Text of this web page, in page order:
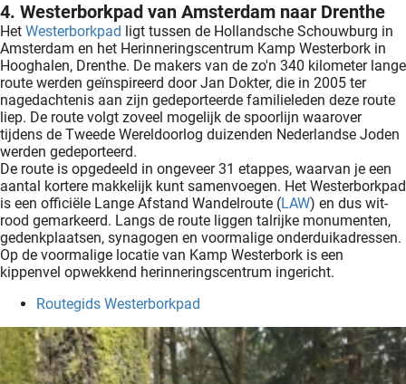
4. Westerborkpad van Amsterdam naar Drenthe
Het Westerborkpad ligt tussen de Hollandsche Schouwburg in
Amsterdam en het Herinneringscentrum Kamp Westerbork in
Hooghalen, Drenthe. De makers van de zo'n 340 kilometer lange
route werden geïnspireerd door Jan Dokter, die in 2005 ter
nagedachtenis aan zijn gedeporteerde familieleden deze route
liep. De route volgt zoveel mogelijk de spoorlijn waarover
tijdens de Tweede Wereldoorlog duizenden Nederlandse Joden
werden gedeporteerd.
De route is opgedeeld in ongeveer 31 etappes, waarvan je een
aantal kortere makkelijk kunt samenvoegen. Het Westerborkpad
is een officiële Lange Afstand Wandelroute (LAW) en dus wit-
rood gemarkeerd. Langs de route liggen talrijke monumenten,
gedenkplaatsen, synagogen en voormalige onderduikadressen.
Op de voormalige locatie van Kamp Westerbork is een
kippenvel opwekkend herinneringscentrum ingericht.
Routegids Westerborkpad